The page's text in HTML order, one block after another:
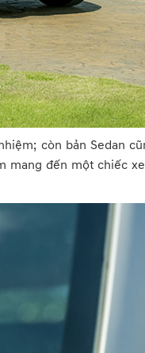
còn bản Sedan
mang đến một chiếc